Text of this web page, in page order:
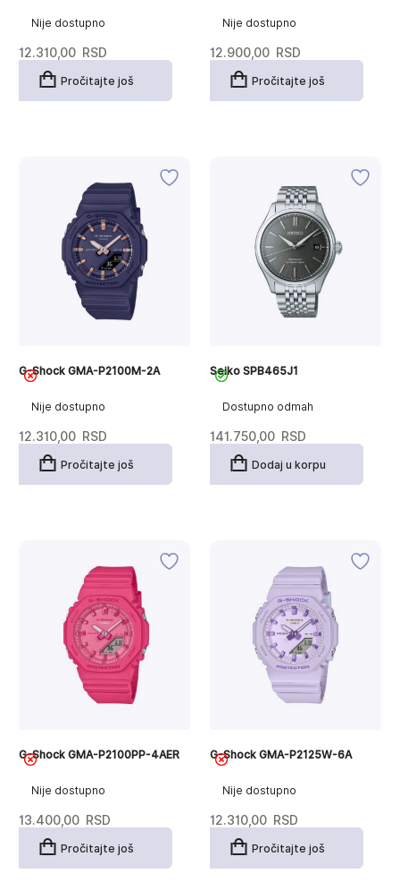
Nije dostupno
12.310,00 RSD
Pročitajte još
Nije dostupno
12.900,00 RSD
Pročitajte još
Nije dostupno
G-Shock GMA-P2100M-2A
12.310,00 RSD
Pročitajte još
Dostupno odmah
Seiko SPB465J1
141.750,00 RSD
Dodaj u korpu
Nije dostupno
G-Shock GMA-P2100PP-4AER
13.400,00 RSD
Pročitajte još
Nije dostupno
G-Shock GMA-P2125W-6A
12.310,00 RSD
Pročitajte još